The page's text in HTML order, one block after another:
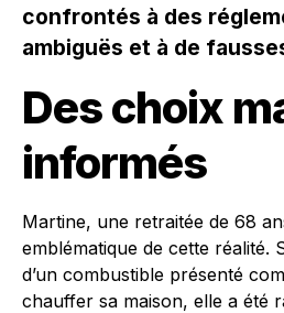
confrontés à des
ambiguës et à de
Des choix
informés
Martine, une retraitée de 68
emblématique de cette réalité.
d’un combustible présenté
chauffer sa maison, elle a été